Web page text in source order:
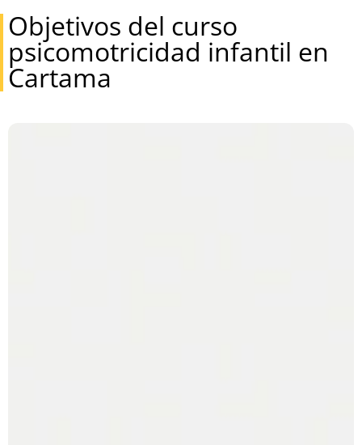
Objetivos del curso
psicomotricidad infantil en
Cartama